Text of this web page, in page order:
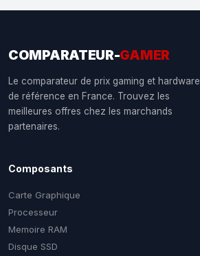
COMPARATEUR-GAMER
Le comparateur de prix gaming et hardware
de référence en France. Trouvez les
meilleures offres chez les marchands
partenaires.
Composants
Carte Graphique
Processeur
Memoire RAM
Disque SSD